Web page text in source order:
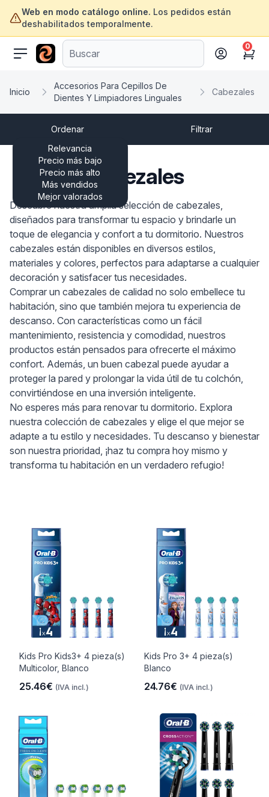
Web en modo catálogo online. Los pedidos están
deshabilitados temporalmente.
ofertasinformatica.com
Cart
0
Inicio
Accesorios Para Cepillos De
Dientes Y Limpiadores Linguales
Cabezales
Ordenar
Relevancia
Precio más bajo
Precio más alto
Más vendidos
Mejor valorados
Filtrar
Cabezales
Descubre nuestra amplia selección de cabezales,
diseñados para transformar tu espacio y brindarle un
toque de elegancia y confort a tu dormitorio. Nuestros
cabezales están disponibles en diversos estilos,
materiales y colores, perfectos para adaptarse a cualquier
decoración y satisfacer tus necesidades.
Comprar un cabezales de calidad no solo embellece tu
habitación, sino que también mejora tu experiencia de
descanso. Con características como un fácil
mantenimiento, resistencia y comodidad, nuestros
productos están pensados para ofrecerte el máximo
confort. Además, un buen cabezal puede ayudar a
proteger la pared y prolongar la vida útil de tu colchón,
convirtiéndose en una inversión inteligente.
No esperes más para renovar tu dormitorio. Explora
nuestra colección de cabezales y elige el que mejor se
adapte a tu estilo y necesidades. Tu descanso y bienestar
son nuestra prioridad, ¡haz tu compra hoy mismo y
transforma tu habitación en un verdadero refugio!
Kids Pro Kids3+ 4 pieza(s)
Multicolor, Blanco
25.46€ (IVA incl.)
Kids Pro 3+ 4 pieza(s)
Blanco
24.76€ (IVA incl.)